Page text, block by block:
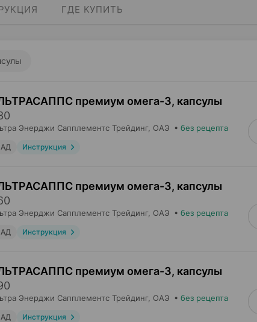
ГДЕ КУПИТЬ
премиум омега-3, капсулы
Энерджи Сапплементс Трейдинг, ОАЭ • без рецепта
Инструкция
премиум омега-3, капсулы
Энерджи Сапплементс Трейдинг, ОАЭ • без рецепта
Инструкция
премиум омега-3, капсулы
Энерджи Сапплементс Трейдинг, ОАЭ • без рецепта
Инструкция